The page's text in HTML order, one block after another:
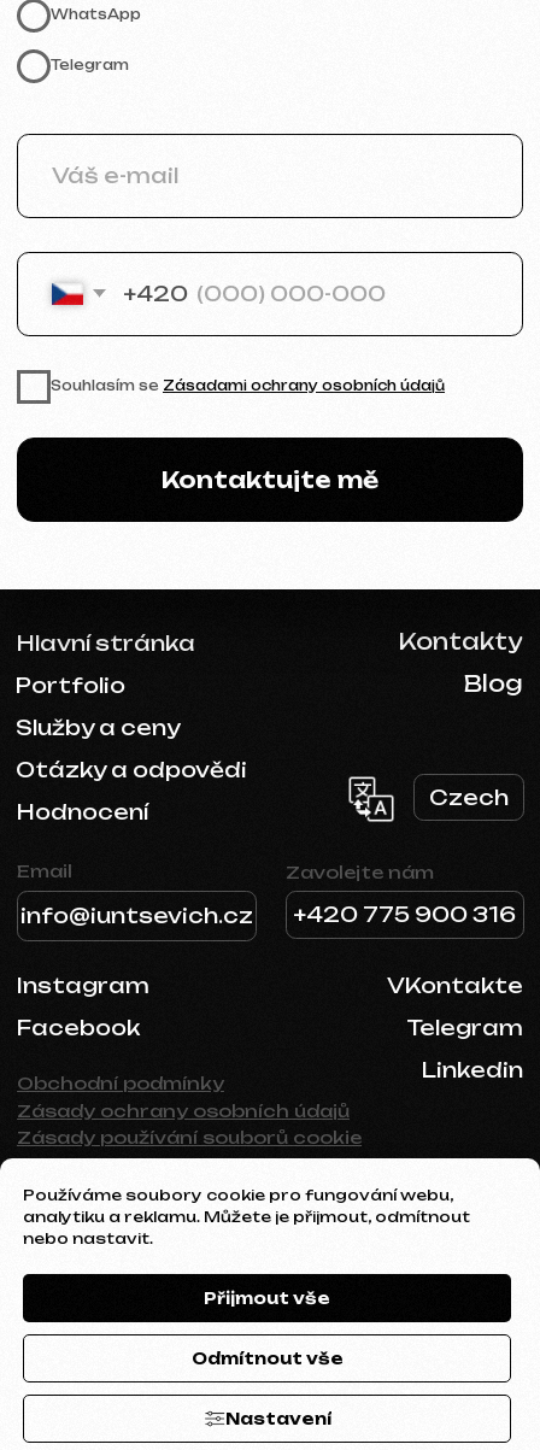
Používáme soubory cookie pro fungování webu,
analytiku a reklamu. Můžete je přijmout, odmítnout
nebo nastavit.
Přijmout vše
Odmítnout vše
Nastavení